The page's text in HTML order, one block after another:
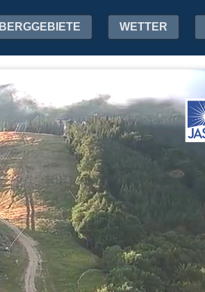
BERGGEBIETE WETTER